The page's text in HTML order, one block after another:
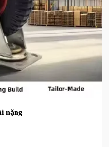
nặng